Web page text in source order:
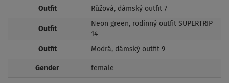
Outfit Růžová, dámský outfit 7
Outfit
Neon green, rodinný outfit SUPERTRIP
14
Outfit Modrá, dámský outfit 9
Gender female